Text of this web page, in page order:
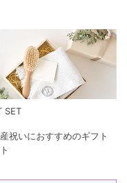
SET
祝いにおすすめのギフト